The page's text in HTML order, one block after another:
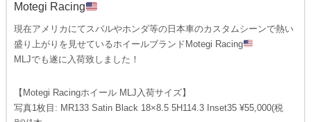
Motegi Racing
現在アメリカにてスバルやホンダ等の日本車のカスタムシーンで熱い
盛り上がりを見せているホイールブランドMotegi Racing
MLJでも遂に入荷致しました！
【Motegi Racingホイール MLJ入荷サイズ】
写真1枚目: MR133 Satin Black 18×8.5 5H114.3 Inset35 ¥55,000(税